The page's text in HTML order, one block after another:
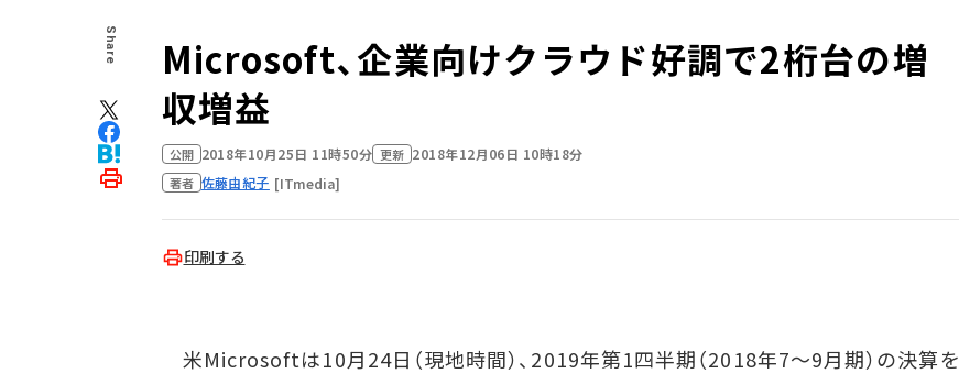
Share
Microsoft、企業向けクラウド好調で2桁台の増
収増益
公開 2018年10月25日 11時50分 更新 2018年12月06日 10時18分
著者 佐藤由紀子 [ITmedia]
印刷する
米Microsoftは10月24日（現地時間）、2019年第1四半期（2018年7～9月期）の決算を